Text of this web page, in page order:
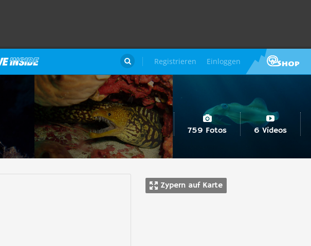
Registrieren Einloggen

759 Fotos 6 Videos
Zypern auf Karte